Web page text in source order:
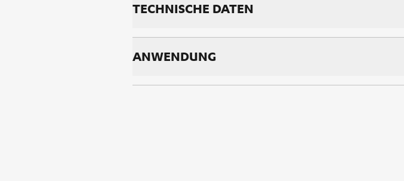
TECH­NI­SCHE DA­TEN
AN­WEN­DUNG